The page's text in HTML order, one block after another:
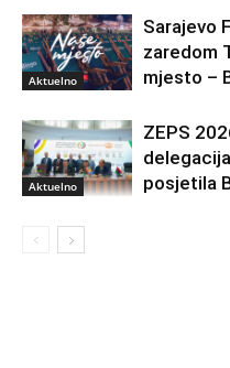
Aktuelno
Sarajevo
zaredom
mjesto –
Aktuelno
ZEPS
posjetila